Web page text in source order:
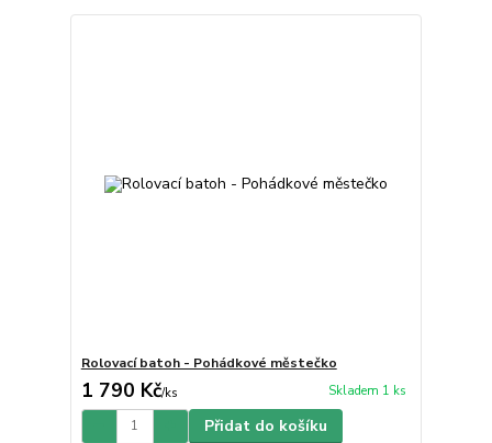
Rolovací batoh - Pohádkové městečko
1 790 Kč/ks Skladem 1 ks
Přidat do košíku